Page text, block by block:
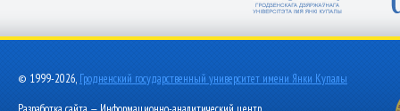
© 1999-2026, Гродненский государственный университет имени Янки Купалы